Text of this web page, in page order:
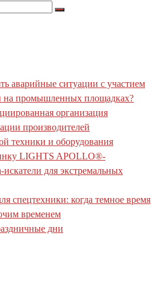
аварийные ситуации с участием
на промышленных площадках?
организация
производителей
техники и оборудования
LIGHTS APOLLO®-
для экстремальных
спецтехники: когда темное время
временем
дни